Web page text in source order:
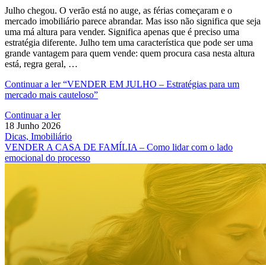
Julho chegou. O verão está no auge, as férias começaram e o
mercado imobiliário parece abrandar. Mas isso não significa que seja
uma má altura para vender. Significa apenas que é preciso uma
estratégia diferente. Julho tem uma característica que pode ser uma
grande vantagem para quem vende: quem procura casa nesta altura
está, regra geral, …
Continuar a ler“VENDER EM JULHO – Estratégias para um
mercado mais cauteloso”
Continuar a ler
18 Junho 2026
Dicas, Imobiliário
VENDER A CASA DE FAMÍLIA – Como lidar com o lado
emocional do processo